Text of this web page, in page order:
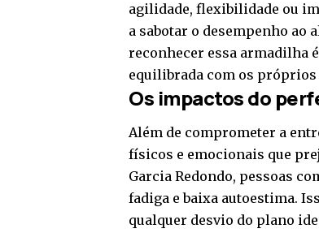
agilidade, flexibilidade ou
a sabotar o desempenho ao
reconhecer essa armadilha
equilibrada com os próprios
Os impactos do
Além de comprometer a
físicos e emocionais que
Garcia Redondo, pessoas
fadiga e baixa autoestima.
qualquer desvio do plano